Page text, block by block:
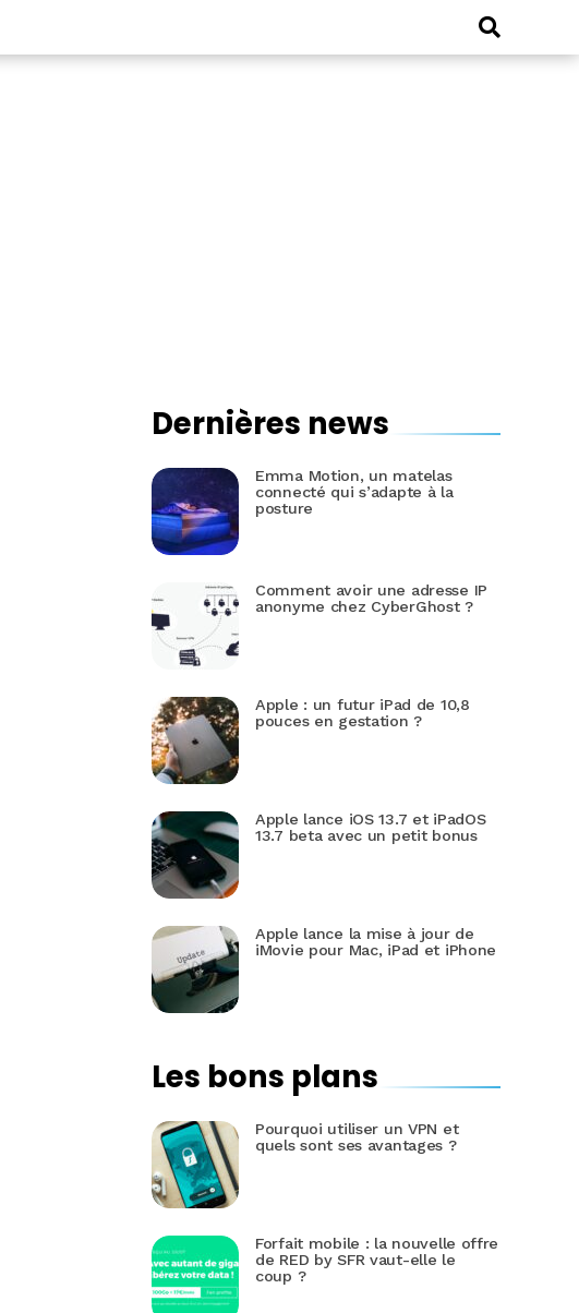
Dernières news
Emma Motion, un matelas
connecté qui s’adapte à la
posture
Comment avoir une adresse IP
anonyme chez CyberGhost ?
Apple : un futur iPad de 10,8
pouces en gestation ?
Apple lance iOS 13.7 et iPadOS
13.7 beta avec un petit bonus
Apple lance la mise à jour de
iMovie pour Mac, iPad et iPhone
Les bons plans
Pourquoi utiliser un VPN et
quels sont ses avantages ?
Forfait mobile : la nouvelle offre
de RED by SFR vaut-elle le
coup ?